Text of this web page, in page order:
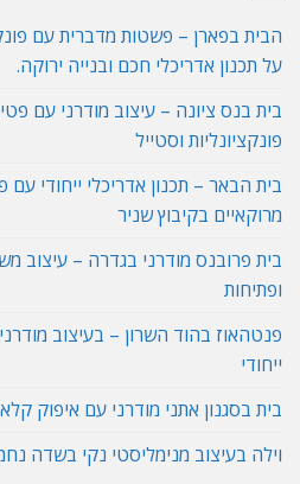
הבית בפארן – פשטות מדברית עם
על תכנון אדריכלי חכם ובנייה ירוקה.
בית בנס ציונה – עיצוב מודרני עם
פונקציונליות וסטייל
בית הבאר – תכנון אדריכלי ייחודי
מרוקאיים בקיבוץ שניר
בית פרובנס מודרני בגדרה – עיצוב
ופתיחות
פנטהאוז בהוד השרון – בעיצוב
ייחודי
בית בסגנון אתני מודרני עם איפוק
וילה בעיצוב מנימליסטי נקי בשדה